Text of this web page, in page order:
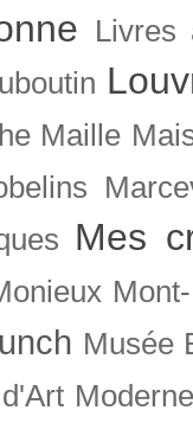
Livres
Maille
Mes
Musée